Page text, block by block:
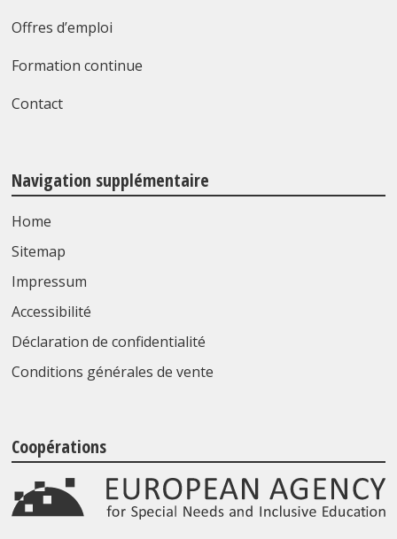
Offres d’emploi
Formation continue
Contact
Navigation supplémentaire
Home
Sitemap
Impressum
Accessibilité
Déclaration de confidentialité
Conditions générales de vente
Coopérations